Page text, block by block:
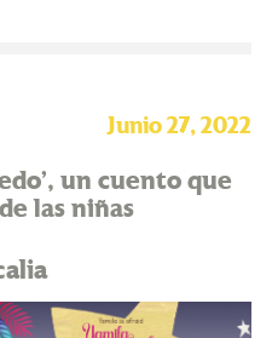
Junio 27, 2022
un cuento que
las niñas